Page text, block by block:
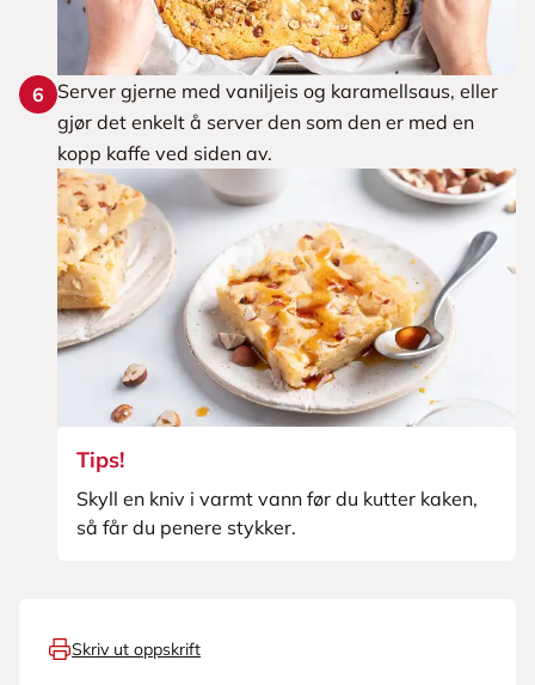
6
Server gjerne med vaniljeis og karamellsaus, eller
gjør det enkelt å server den som den er med en
kopp kaffe ved siden av.
Tips!
Skyll en kniv i varmt vann før du kutter kaken,
så får du penere stykker.
Skriv ut oppskrift